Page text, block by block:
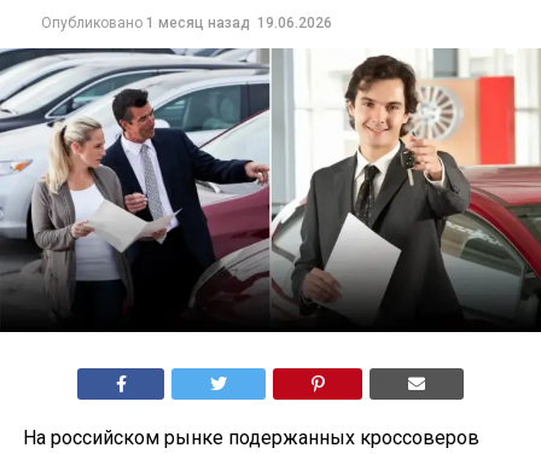
Опубликовано 1 месяц назад 19.06.2026
На российском рынке подержанных кроссоверов